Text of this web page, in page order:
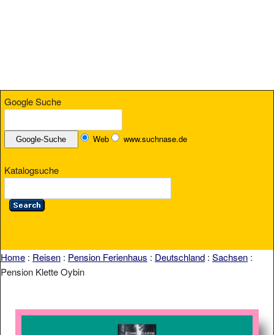
Google Suche
Web www.suchnase.de
Katalogsuche
Home : Reisen : Pension Ferienhaus : Deutschland : Sachsen :
Pension Klette Oybin